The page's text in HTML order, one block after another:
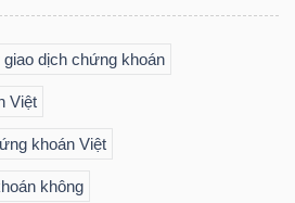
dịch chứng khoán
Việt
khoán Việt
không